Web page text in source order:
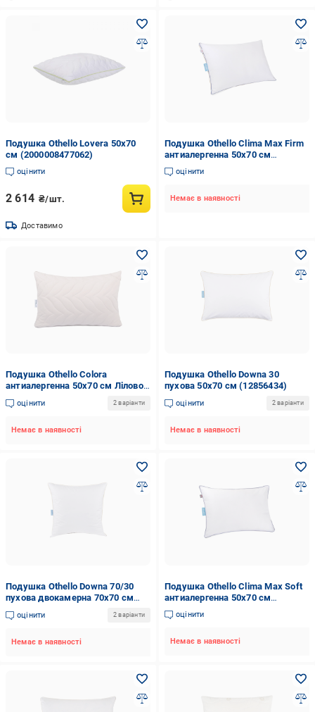
Подушка Othello Lovera 50х70
см (2000008477062)
оцінити
2 614 ₴/шт.
Доставимо
Подушка Othello Clima Max Firm
антиалергенна 50х70 см
(12856437)
оцінити
Немає в наявності
Подушка Othello Colora
антиалергенна 50х70 см Лілово-
кремовий (12856416)
оцінити 2 варіанти
Немає в наявності
Подушка Othello Downa 30
пухова 50х70 см (12856434)
оцінити 2 варіанти
Немає в наявності
Подушка Othello Downa 70/30
пухова двокамерна 70х70 см
(12856435)
оцінити 2 варіанти
Немає в наявності
Подушка Othello Clima Max Soft
антиалергенна 50х70 см
(12856436)
оцінити
Немає в наявності